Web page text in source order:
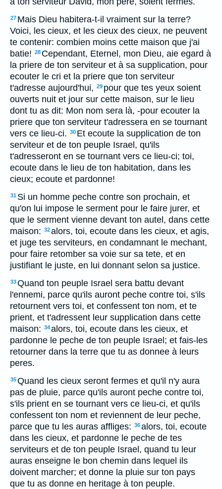
27 Mais Dieu habitera-t-il vraiment sur la terre?
Voici, les cieux, et les cieux des cieux, ne peuvent
te contenir: combien moins cette maison que j'ai
batie! 28 Cependant, Eternel, mon Dieu, aie egard à
la priere de ton serviteur et à sa supplication, pour
ecouter le cri et la priere que ton serviteur
t'adresse aujourd'hui, 29 pour que tes yeux soient
ouverts nuit et jour sur cette maison, sur le lieu
dont tu as dit: Mon nom sera là, -pour ecouter la
priere que ton serviteur t'adressera en se tournant
vers ce lieu-ci. 30 Et ecoute la supplication de ton
serviteur et de ton peuple Israel, qu'ils
t'adresseront en se tournant vers ce lieu-ci; toi,
ecoute dans le lieu de ton habitation, dans les
cieux; ecoute et pardonne!
31 Si un homme peche contre son prochain, et
qu'on lui impose le serment pour le faire jurer, et
que le serment vienne devant ton autel, dans cette
maison: 32alors, toi, ecoute dans les cieux, et agis,
et juge tes serviteurs, en condamnant le mechant,
pour faire retomber sa voie sur sa tete, et en
justifiant le juste, en lui donnant selon sa justice.
33Quand ton peuple Israel sera battu devant
l'ennemi, parce qu'ils auront peche contre toi, s'ils
retournent vers toi, et confessent ton nom, et te
prient, et t'adressent leur supplication dans cette
maison: 34alors, toi, ecoute dans les cieux, et
pardonne le peche de ton peuple Israel; et fais-les
retourner dans la terre que tu as donnee à leurs
peres.
35Quand les cieux seront fermes et qu'il n'y aura
pas de pluie, parce qu'ils auront peche contre toi,
s'ils prient en se tournant vers ce lieu-ci, et qu'ils
confessent ton nom et reviennent de leur peche,
parce que tu les auras affliges: 36alors, toi, ecoute
dans les cieux, et pardonne le peche de tes
serviteurs et de ton peuple Israel, quand tu leur
auras enseigne le bon chemin dans lequel ils
doivent marcher; et donne la pluie sur ton pays
que tu as donne en heritage à ton peuple.